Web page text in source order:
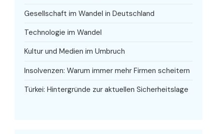
Gesellschaft im Wandel in Deutschland
Technologie im Wandel
Kultur und Medien im Umbruch
Insolvenzen: Warum immer mehr Firmen scheitern
Türkei: Hintergründe zur aktuellen Sicherheitslage